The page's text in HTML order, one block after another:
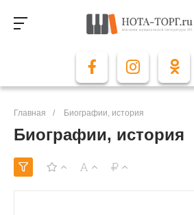
Главная / Биографии, история
Биографии, история